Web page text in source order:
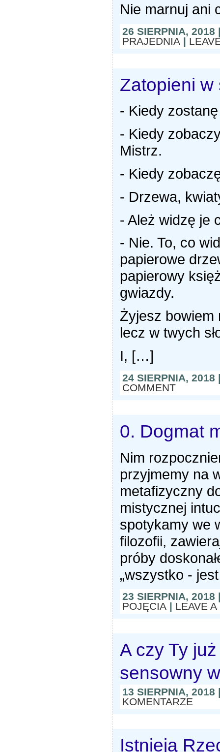
Nie marnuj ani
26 SIERPNIA, 2018
PRAJEDNIA |
Zatopieni w
- Kiedy
- Kiedy
Mistrz.
- Kiedy
- Drzewa,
- Ależ widzę je
- Nie. To, co
papierowe
papierowy
gwiazdy.
Żyjesz bowiem
lecz w twych
I, […]
24 SIERPNIA, 2018
COMMENT
0. Dogmat
Nim
przyjmemy na
metafizyczny
mistycznej
spotykamy we
filozofii,
próby
„wszystko -
23 SIERPNIA, 2018
POJĘCIA | LEAVE
A czy Ty
sensowny
13 SIERPNIA, 2018
KOMENTARZE
Istnieją